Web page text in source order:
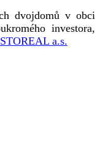
dvojdomů v obci
investora,
a.s.